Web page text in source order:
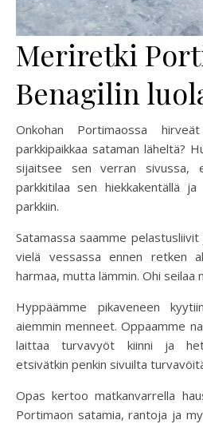
Meriretki
Benagilin
Onkohan Portimaossa
parkkipaikkaa sataman läheltä?
sijaitsee sen verran sivussa,
parkkitilaa sen hiekkakentällä
parkkiin.
Satamassa saamme
vielä vessassa ennen retken
harmaa, mutta lämmin. Ohi seilaa
Hyppäämme pikaveneen
aiemmin menneet. Oppaamme
laittaa turvavyöt kiinni ja
etsivätkin penkin sivuilta
Opas kertoo matkanvarrella
Portimaon satamia, rantoja ja